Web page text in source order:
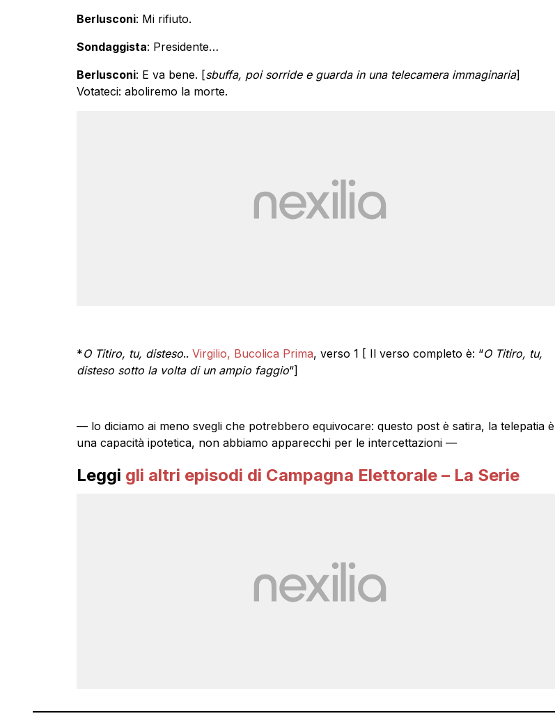
Berlusconi: Mi rifiuto.
Sondaggista: Presidente…
Berlusconi: E va bene. [sbuffa, poi sorride e guarda in una telecamera immaginaria]
Votateci: aboliremo la morte.
*O Titiro, tu, disteso.. Virgilio, Bucolica Prima, verso 1 [ Il verso completo è: “O Titiro, tu,
disteso sotto la volta di un ampio faggio“]
— lo diciamo ai meno svegli che potrebbero equivocare: questo post è satira, la telepatia è
una capacità ipotetica, non abbiamo apparecchi per le intercettazioni —
Leggi gli altri episodi di Campagna Elettorale – La Serie